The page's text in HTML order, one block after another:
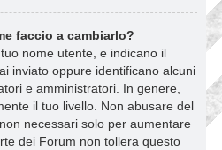
faccio a cambiarlo?
nome utente, e indicano il
inviato oppure identificano alcuni
e amministratori. In genere,
il tuo livello. Non abusare del
necessari solo per aumentare
dei Forum non tollera questo